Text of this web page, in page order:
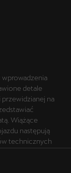
wprowadzenia
detale
na
Wiążące
następują
technicznych